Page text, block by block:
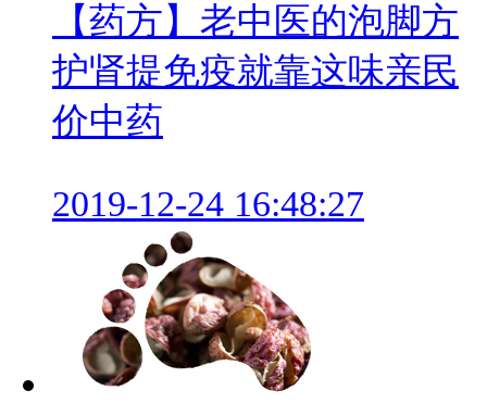
【药方】老中医的泡脚方
护肾提免疫就靠这味亲民
价中药
2019-12-24 16:48:27